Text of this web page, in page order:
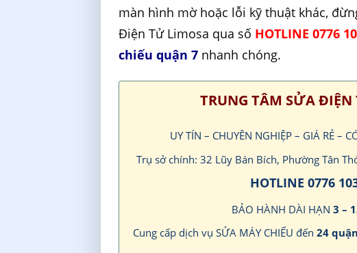
màn hình mờ hoặc lỗi kỹ thuật khác,
Điện Tử Limosa qua số HOTLINE 0776
chiếu quận 7 nhanh chóng.
TRUNG TÂM SỬA
UY TÍN – CHUYÊN NGHIỆP – GIÁ RẺ –
Trụ sở chính: 32 Lũy Bán Bích, Phường Tân
HOTLINE 0776
BẢO HÀNH DÀI HẠN3 –
Cung cấp dịch vụ SỬA MÁY CHIẾU đến24